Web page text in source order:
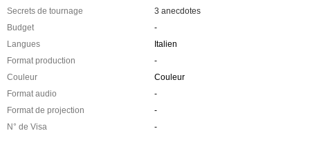
Secrets de tournage
3 anecdotes
Budget
-
Langues
Italien
Format production
-
Couleur
Couleur
Format audio
-
Format de projection
-
N° de Visa
-